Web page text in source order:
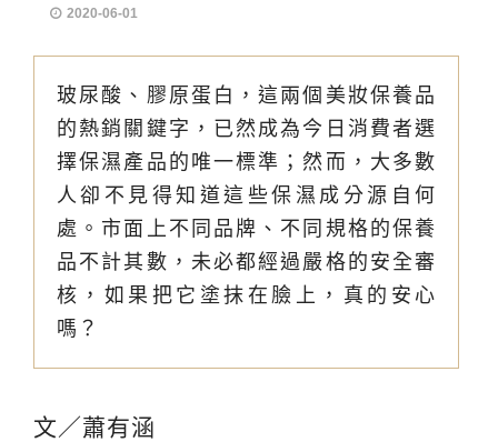
2020-06-01
玻尿酸、膠原蛋白，這兩個美妝保養品
的熱銷關鍵字，已然成為今日消費者選
擇保濕產品的唯一標準；然而，大多數
人卻不見得知道這些保濕成分源自何
處。市面上不同品牌、不同規格的保養
品不計其數，未必都經過嚴格的安全審
核，如果把它塗抹在臉上，真的安心
嗎？
文／蕭有涵